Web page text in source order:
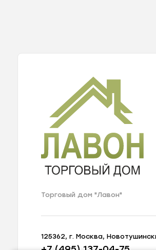
Торговый дом "Лавон"
125362, г. Москва,